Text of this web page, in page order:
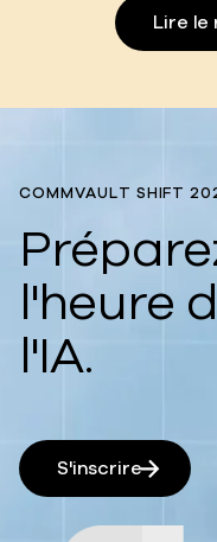
Lire
COMMVAULT SHIFT
l'heure
l'IA.
S'inscrire